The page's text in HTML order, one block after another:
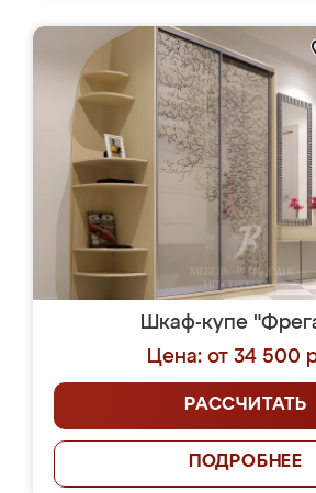
Шкаф-купе
Цена: от 34 500
РАССЧИТАТЬ
ПОДРОБНЕЕ